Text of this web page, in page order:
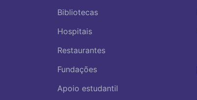
Bibliotecas
Hospitais
Restaurantes
Fundações
Apoio estudantil